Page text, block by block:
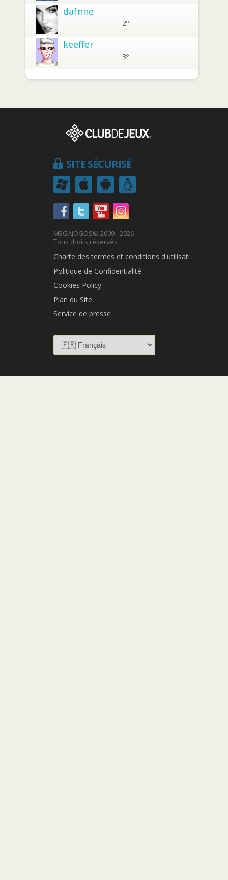
dafnne
2º
keeffer
3º
SITE SÉCURISÉ
MEGAJOGOS© 2009 - 2026
Tous droits réservés
Charte des termes et conditions d'utilisation
Politique de Confidentialité
Cookies Policy
Plan du Site
Service de presse